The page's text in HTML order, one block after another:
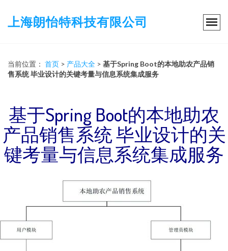
上海朗怡特科技有限公司
当前位置： 首页 > 产品大全 > 基于Spring Boot的本地助农产品销
售系统 毕业设计的关键考量与信息系统集成服务
基于Spring Boot的本地助农
产品销售系统 毕业设计的关
键考量与信息系统集成服务